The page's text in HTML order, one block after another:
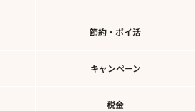
節約・ポイ活
キャンペーン
税金